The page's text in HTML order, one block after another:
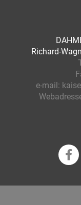
Richard-
e-mail: